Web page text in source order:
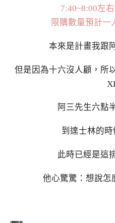
7:40~8:00左
限購數量預計一
本來是計畫我跟
但是因為十六沒人顧，所
阿三先生六點
到達士林的時
此時已經是這
他心驚驚：想說怎